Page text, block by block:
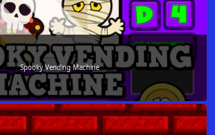
Spooky Vending Machine